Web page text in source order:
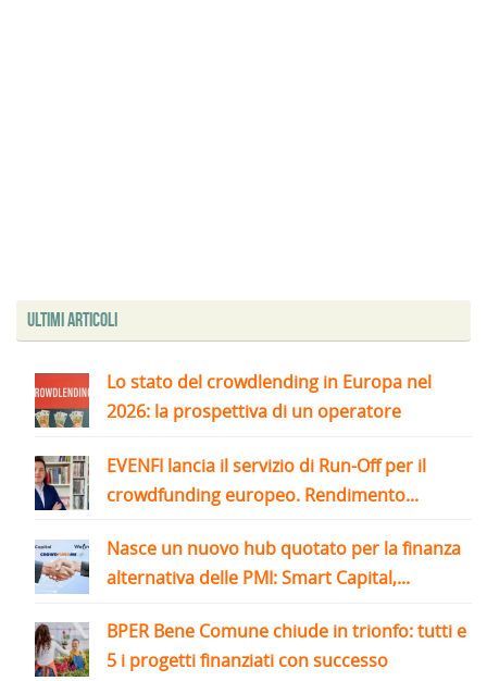
Ultimi articoli
Lo stato del crowdlending in Europa nel
2026: la prospettiva di un operatore
EVENFI lancia il servizio di Run-Off per il
crowdfunding europeo. Rendimento...
Nasce un nuovo hub quotato per la finanza
alternativa delle PMI: Smart Capital,...
BPER Bene Comune chiude in trionfo: tutti e
5 i progetti finanziati con successo